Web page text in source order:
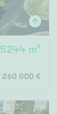
5244 m²
260 000 €